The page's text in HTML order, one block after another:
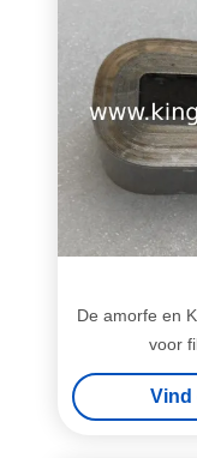
De amorfe en
voor
Vind